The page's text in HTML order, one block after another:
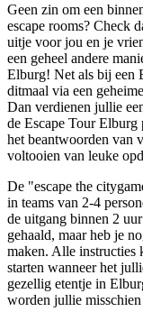
Geen zin om een
escape rooms? Check
uitje voor jou en je
een geheel andere
Elburg! Net als bij een
ditmaal via een
Dan verdienen jullie
de Escape Tour Elburg
het beantwoorden van
voltooien van leuke
De "escape the
in teams van 2-4
de uitgang binnen 2
gehaald, maar heb je
maken. Alle instructies
starten wanneer het
gezellig etentje in
worden jullie